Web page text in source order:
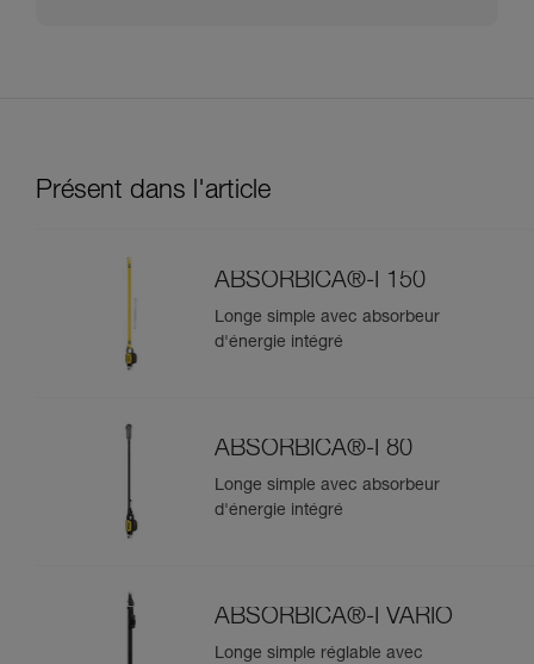
Présent dans l'article
ABSORBICA®-I 150
Longe simple avec absorbeur
d'énergie intégré
ABSORBICA®-I 80
Longe simple avec absorbeur
d'énergie intégré
ABSORBICA®-I VARIO
Longe simple réglable avec